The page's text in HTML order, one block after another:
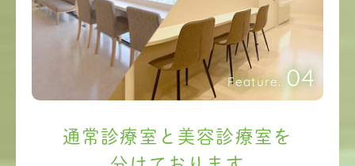
Feature. 04
通常診療室と美容診療室を